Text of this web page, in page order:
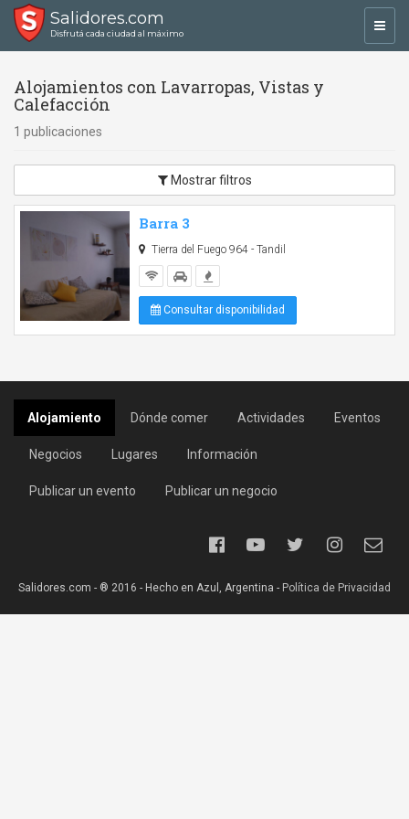
Salidores.com
Disfrutá cada ciudad al máximo
Alojamientos con Lavarropas, Vistas y
Calefacción
1 publicaciones
Mostrar filtros
Barra 3
Tierra del Fuego 964 - Tandil
Consultar disponibilidad
Alojamiento Dónde comer Actividades Eventos
Negocios Lugares Información
Publicar un evento Publicar un negocio
Salidores.com - ® 2016 - Hecho en Azul, Argentina - Política de Privacidad